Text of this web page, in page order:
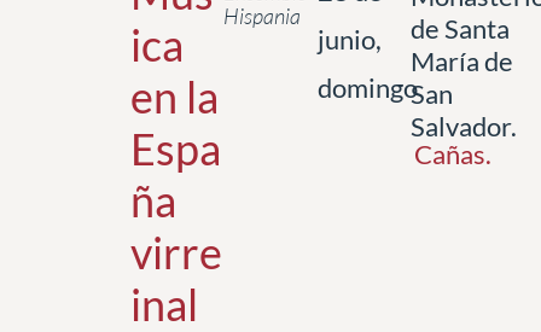
ica
en la
Espa
ña
virre
inal
Hispania
junio,
domingo
de Santa
María de
San
Salvador.
Cañas.